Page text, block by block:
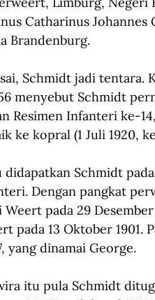
Catharinus
Brandenburg.
Schmidt jadi tentara.
menyebut Schmidt
Resimen Infanteri ke-
ke kopral (1 Juli 1920,
Schmidt
Dengan pangkat
pada 29
pada 13 Oktober 1901.
yang dinamai George.
itu pula Schmidt